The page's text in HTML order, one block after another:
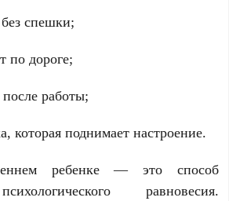
спешки;
по дороге;
после работы;
которая поднимает настроение.
ребенке — это способ
равновесия.